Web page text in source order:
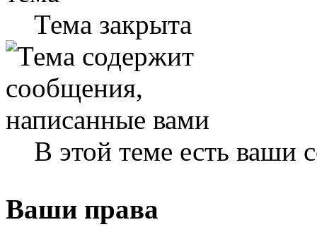
Тема закрыта
В этой теме есть ваши
Ваши права